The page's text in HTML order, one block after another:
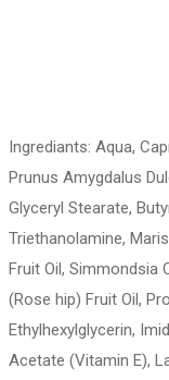
Ingrediants: Aqua,
Prunus Amygdalus
Glyceryl Stearate,
Triethanolamine,
Fruit Oil, Simmondsia
(Rose hip) Fruit Oil,
Ethylhexylglycerin,
Acetate (Vitamin E),